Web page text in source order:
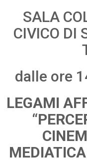
SALA
CIVICO DI
dalle ore
LEGAMI